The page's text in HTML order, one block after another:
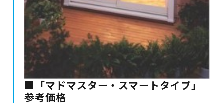
■「マドマスター・スマートタイプ」
参考価格